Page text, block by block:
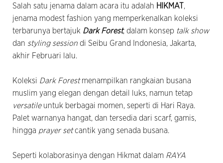
Salah satu jenama dalam acara itu adalah HIKMAT ,
jenama modest fashion yang memperkenalkan koleksi
terbarunya bertajuk Dark Forest, dalam konsep talk show
dan styling session di Seibu Grand Indonesia, Jakarta,
akhir Februari lalu.
Koleksi Dark Forestmenampilkan rangkaian busana
muslim yang elegan dengan detail luks, namun tetap
versatile untuk berbagai momen, seperti di Hari Raya.
Palet warnanya hangat, dan tersedia dari scarf, gamis,
hingga prayer setcantik yang senada busana.
Seperti kolaborasinya dengan Hikmat dalam RAYA